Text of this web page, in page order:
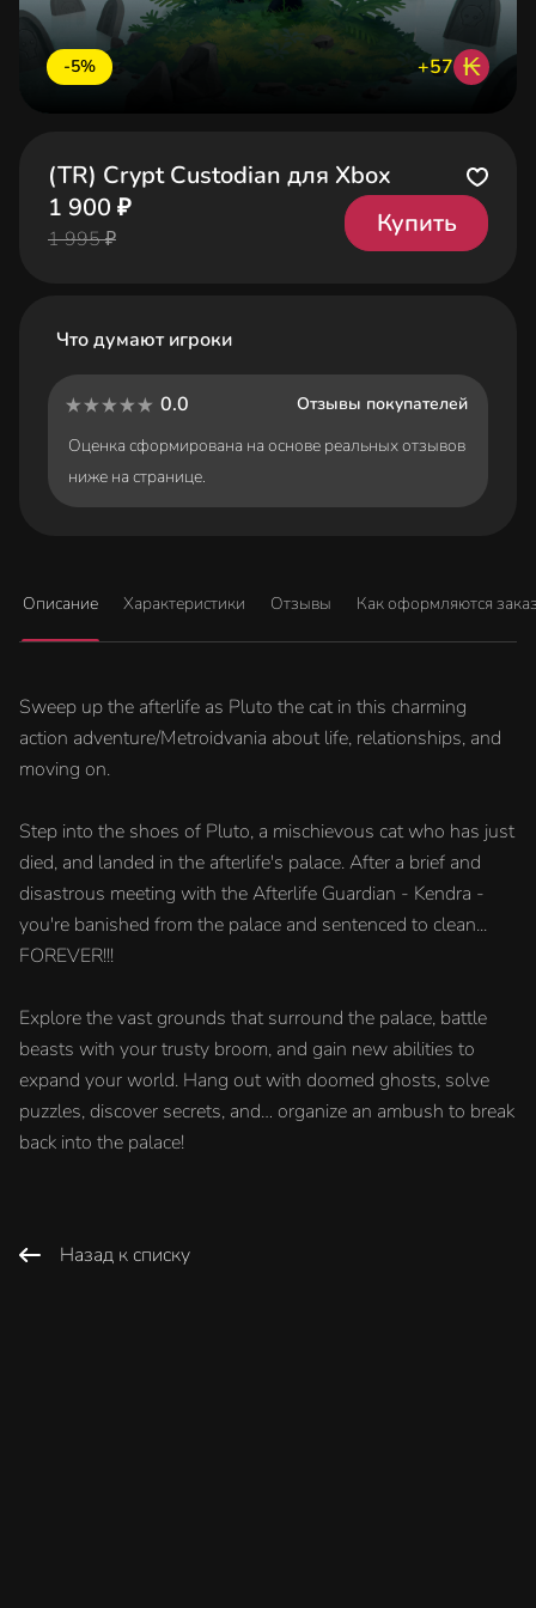
-5% +57 ₭
(TR) Crypt Custodian для Xbox
1 900 ₽
1 995 ₽
Купить
Что думают игроки
0.0
Отзывы покупателей
Оценка сформирована на основе реальных отзывов
ниже на странице.
Описание Характеристики Отзывы Как оформляются
Sweep up the afterlife as Pluto the cat in this charming
action adventure/Metroidvania about life, relationships, and
moving on.
Step into the shoes of Pluto, a mischievous cat who has just
died, and landed in the afterlife's palace. After a brief and
disastrous meeting with the Afterlife Guardian - Kendra -
you're banished from the palace and sentenced to clean...
FOREVER!!!
Explore the vast grounds that surround the palace, battle
beasts with your trusty broom, and gain new abilities to
expand your world. Hang out with doomed ghosts, solve
puzzles, discover secrets, and… organize an ambush to break
back into the palace!
Назад к списку